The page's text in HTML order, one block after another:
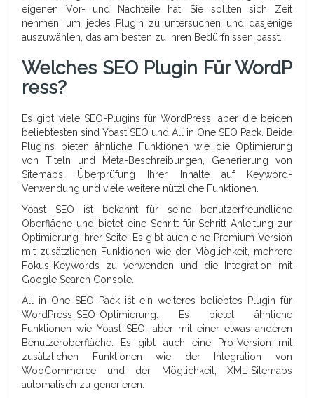
eigenen Vor- und Nachteile hat. Sie sollten sich Zeit
nehmen, um jedes Plugin zu untersuchen und dasjenige
auszuwählen, das am besten zu Ihren Bedürfnissen passt.
Welches SEO Plugin Für WordP
Ress?
Es gibt viele SEO-Plugins für WordPress, aber die beiden
beliebtesten sind Yoast SEO und All in One SEO Pack. Beide
Plugins bieten ähnliche Funktionen wie die Optimierung
von Titeln und Meta-Beschreibungen, Generierung von
Sitemaps, Überprüfung Ihrer Inhalte auf Keyword-
Verwendung und viele weitere nützliche Funktionen.
Yoast SEO ist bekannt für seine benutzerfreundliche
Oberfläche und bietet eine Schritt-für-Schritt-Anleitung zur
Optimierung Ihrer Seite. Es gibt auch eine Premium-Version
mit zusätzlichen Funktionen wie der Möglichkeit, mehrere
Fokus-Keywords zu verwenden und die Integration mit
Google Search Console.
All in One SEO Pack ist ein weiteres beliebtes Plugin für
WordPress-SEO-Optimierung. Es bietet ähnliche
Funktionen wie Yoast SEO, aber mit einer etwas anderen
Benutzeroberfläche. Es gibt auch eine Pro-Version mit
zusätzlichen Funktionen wie der Integration von
WooCommerce und der Möglichkeit, XML-Sitemaps
automatisch zu generieren.